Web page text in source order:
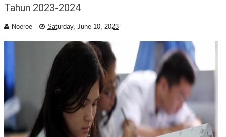
Tahun 2023-2024
Noeroe Saturday, June 10, 2023